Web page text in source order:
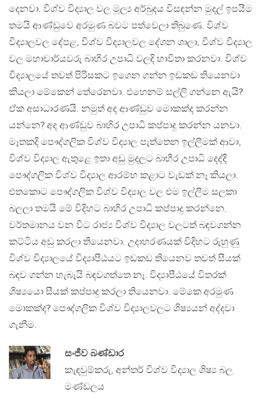
දෙනවා. විශ්ව විද්‍යාල වල මූල්‍ය අර්බුදය විසඳන්න මුදල් ඉපයීම
තමයි ආණ්ඩුවෙ අරමුණ බවට පත්වෙලා තිබුණෙ. විශ්ව
විද්‍යාලවල දේපළ, විශ්ව විද්‍යාලවල දේශන ශාලා, විශ්ව විද්‍යාල
වල මහාචාර්යවරු බාහිර උපාධි වලදි භාවිතා කරනවා. විශ්ව
විද්‍යාලයේ තවත් පිරිසකට ඉගෙන ගන්න ඉඩකඩ තියෙනවා
කියලා මේකෙන් තේරෙනවා. එහෙනම් සල්ලි ගන්නෙ ඇයි?
ඒක අසාධාරණයි. නමුත් අද ආණ්ඩුව මොකක්ද කරන්න
යන්නෙ? අද ආණ්ඩුව බාහිර උපාධි කප්පාදු කරන්න යනවා.
මෑතකදි පෞද්ගලික විශ්ව විද්‍යාල පැත්තෙන ඉල්ලීමක් ආවා,
විශ්ව විද්‍යාල ඇතුළෙ ඉතා අඩු මුදලට බාහිර උපාධි දෙද්දි
පෞද්ගලික විශ්ව විද්‍යාල ආරම්භ කළාට වැඩක් නෑ කියලා.
එතකොට පෞද්ගලික විශ්ව විද්‍යාල වල එම ඉල්ලීම සලකා
බලලා තමයි මේ විදිහට බාහිර උපාධි කප්පාදු කරන්නෙ.
වර්තමානය වන විට රාජ්‍ය විශ්ව විද්‍යාල වලටත් බඳවගන්න
කට්ටිය අඩු කරලා තියෙනවා. උදාහරණයක් විදිහට රුහුණු
විශ්ව විද්‍යාලයේ විද්‍යාපීඨයට ඉඩකඩ තියෙනව තවත් සීයක්
බඳව ගන්න හැබැයි බඳවගත්තෙ නෑ. විද්‍යාපීඨයේ විතරක්
ශිෂ්‍යයො සීයක් කප්පාදු කරලා තියෙනවා. මේකෙ අරමුණ
මොකක්ද? පෞද්ගලික විශ්ව විද්‍යාලවලට ශිෂ්‍යයන් අද්දවා
ගැනීම.
සංජීව බණ්ඩාර
කැඳවුම්කරු, අන්තර් විශ්ව විද්‍යාල ශිෂ්‍ය බල
මණ්ඩලය